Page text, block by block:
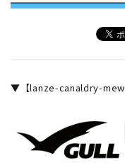
▼【lanze-canaldry-mew